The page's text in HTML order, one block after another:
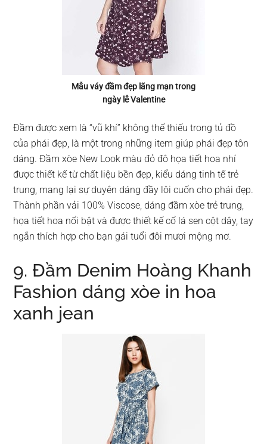
Mẫu váy đầm đẹp lãng mạn trong
ngày lễ Valentine
Đầm được xem là “vũ khí” không thể thiếu trong tủ đồ
của phái đẹp, là một trong những item giúp phái đẹp tôn
dáng. Đầm xòe New Look màu đỏ đô họa tiết hoa nhí
được thiết kế từ chất liệu bền đẹp, kiểu dáng tinh tế trẻ
trung, mang lại sự duyên dáng đầy lôi cuốn cho phái đẹp.
Thành phần vải 100% Viscose, dáng đầm xòe trẻ trung,
họa tiết hoa nổi bật và được thiết kế cổ lá sen cột dây, tay
ngắn thích hợp cho bạn gái tuổi đôi mươi mộng mơ.
9. Đầm Denim Hoàng Khanh
Fashion dáng xòe in hoa
xanh jean